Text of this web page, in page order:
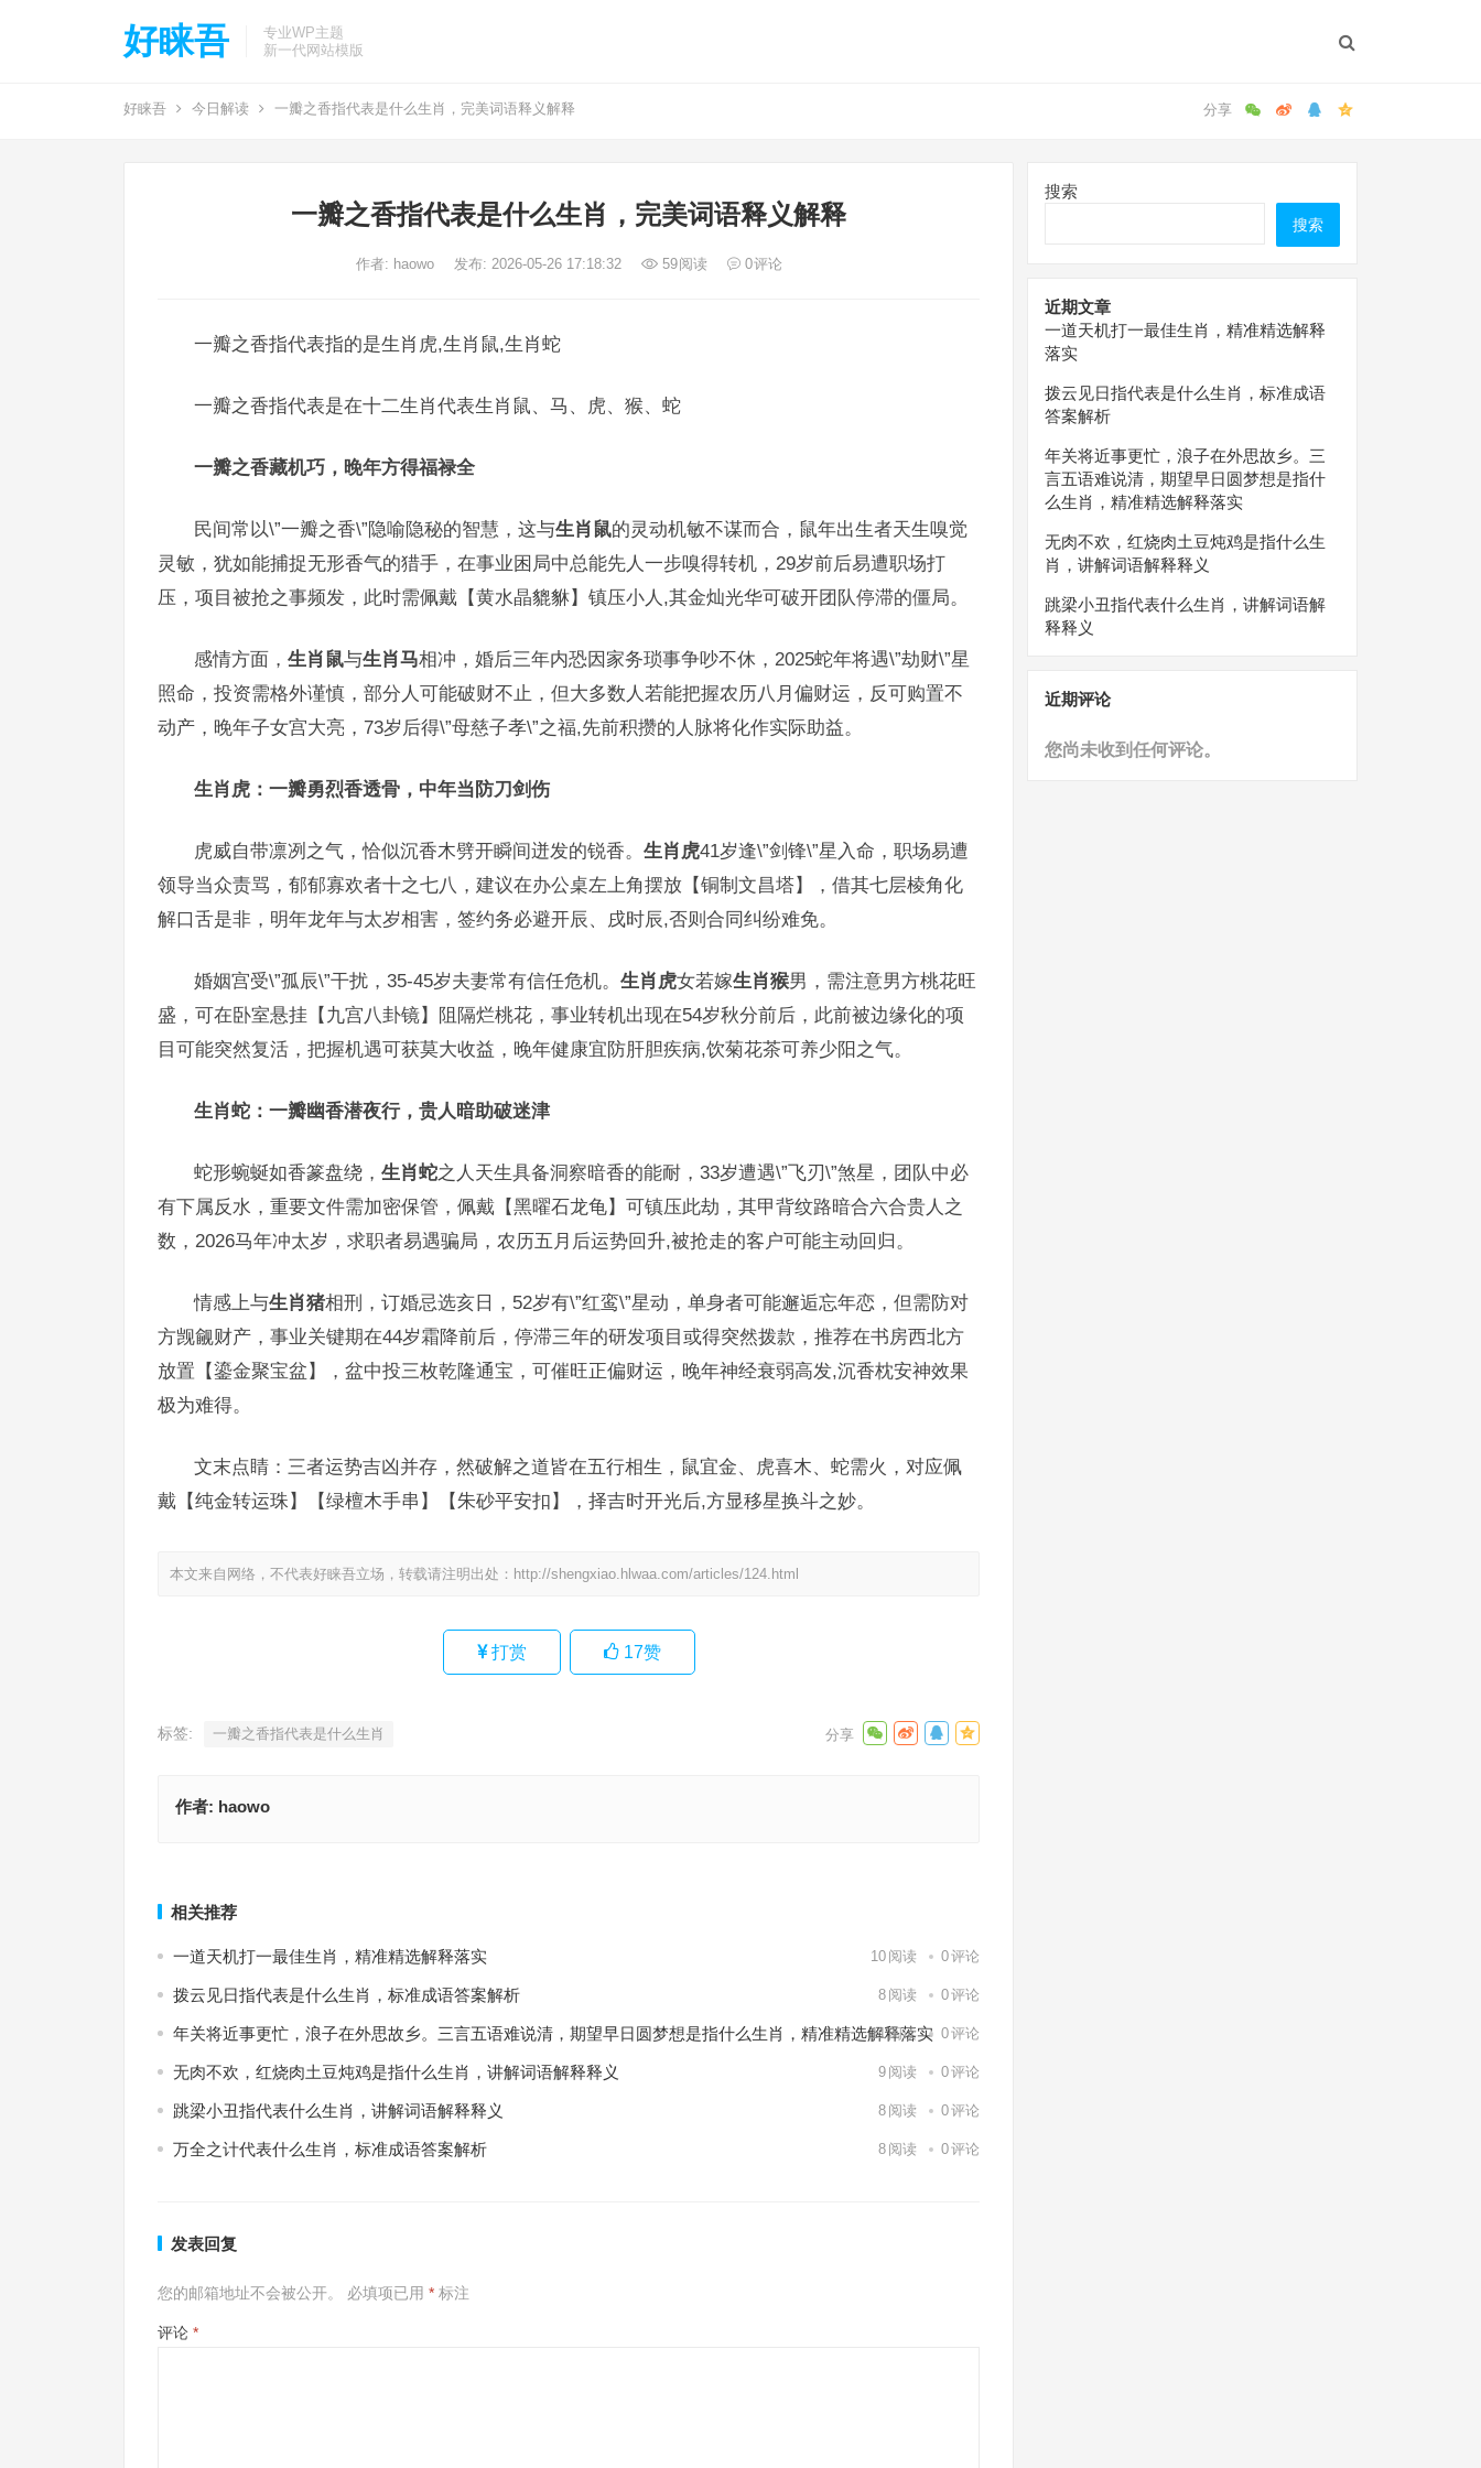
好睐吾
专业WP主题
新一代网站模版
好睐吾 今日解读 一瓣之香指代表是什么生肖，完美词语释义解释
一瓣之香指代表是什么生肖，完美词语释义解释
作者: haowo 发布: 2026-05-26 17:18:32 59阅读 0评论
一瓣之香指代表指的是生肖虎,生肖鼠,生肖蛇
一瓣之香指代表是在十二生肖代表生肖鼠、马、虎、猴、蛇
一瓣之香藏机巧，晚年方得福禄全
民间常以\”一瓣之香\”隐喻隐秘的智慧，这与生肖鼠的灵动机敏不谋而合，鼠年出生者天生嗅觉
灵敏，犹如能捕捉无形香气的猎手，在事业困局中总能先人一步嗅得转机，29岁前后易遭职场打
压，项目被抢之事频发，此时需佩戴【黄水晶貔貅】镇压小人,其金灿光华可破开团队停滞的僵局。
感情方面， 生肖鼠与生肖马相冲，婚后三年内恐因家务琐事争吵不休，2025蛇年将遇\”劫财\”星
照命，投资需格外谨慎，部分人可能破财不止，但大多数人若能把握农历八月偏财运，反可购置不
动产，晚年子女宫大亮，73岁后得\”母慈子孝\”之福,先前积攒的人脉将化作实际助益。
生肖虎：一瓣勇烈香透骨，中年当防刀剑伤
虎威自带凛冽之气，恰似沉香木劈开瞬间迸发的锐香。 生肖虎41岁逢\”剑锋\”星入命，职场易遭
领导当众责骂，郁郁寡欢者十之七八，建议在办公桌左上角摆放【铜制文昌塔】，借其七层棱角化
解口舌是非，明年龙年与太岁相害，签约务必避开辰、戌时辰,否则合同纠纷难免。
婚姻宫受\”孤辰\”干扰，35-45岁夫妻常有信任危机。 生肖虎女若嫁生肖猴男，需注意男方桃花旺
盛，可在卧室悬挂【九宫八卦镜】阻隔烂桃花，事业转机出现在54岁秋分前后，此前被边缘化的项
目可能突然复活，把握机遇可获莫大收益，晚年健康宜防肝胆疾病,饮菊花茶可养少阳之气。
生肖蛇：一瓣幽香潜夜行，贵人暗助破迷津
蛇形蜿蜒如香篆盘绕， 生肖蛇之人天生具备洞察暗香的能耐，33岁遭遇\”飞刃\”煞星，团队中必
有下属反水，重要文件需加密保管，佩戴【黑曜石龙龟】可镇压此劫，其甲背纹路暗合六合贵人之
数，2026马年冲太岁，求职者易遇骗局，农历五月后运势回升,被抢走的客户可能主动回归。
情感上与生肖猪相刑，订婚忌选亥日，52岁有\”红鸾\”星动，单身者可能邂逅忘年恋，但需防对
方觊觎财产，事业关键期在44岁霜降前后，停滞三年的研发项目或得突然拨款，推荐在书房西北方
放置【鎏金聚宝盆】，盆中投三枚乾隆通宝，可催旺正偏财运，晚年神经衰弱高发,沉香枕安神效果
极为难得。
文末点睛：三者运势吉凶并存，然破解之道皆在五行相生，鼠宜金、虎喜木、蛇需火，对应佩
戴【纯金转运珠】【绿檀木手串】【朱砂平安扣】，择吉时开光后,方显移星换斗之妙。
本文来自网络，不代表好睐吾立场，转载请注明出处： http://shengxiao.hlwaa.com/articles/124.html
打赏 17赞
标签: 一瓣之香指代表是什么生肖
作者: haowo
相关推荐
一道天机打一最佳生肖，精准精选解释落实 10 阅读 0评论
拨云见日指代表是什么生肖，标准成语答案解析 8 阅读 0评论
年关将近事更忙，浪子在外思故乡。三言五语难说清，期望早日圆梦想是指什么生肖，精准精选解释落实
11阅读 0评论
无肉不欢，红烧肉土豆炖鸡是指什么生肖，讲解词语解释释义 9 阅读 0评论
跳梁小丑指代表什么生肖，讲解词语解释释义 8 阅读 0评论
万全之计代表什么生肖，标准成语答案解析 8 阅读 0评论
发表回复
您的邮箱地址不会被公开。 必填项已用 * 标注
评论 *
搜索
搜索
近期文章
一道天机打一最佳生肖，精准精选解释
落实
拨云见日指代表是什么生肖，标准成语
答案解析
年关将近事更忙，浪子在外思故乡。三
言五语难说清，期望早日圆梦想是指什
么生肖，精准精选解释落实
无肉不欢，红烧肉土豆炖鸡是指什么生
肖，讲解词语解释释义
跳梁小丑指代表什么生肖，讲解词语解
释释义
近期评论
您尚未收到任何评论。